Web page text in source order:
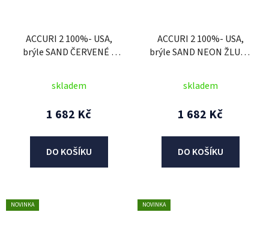
ACCURI 2 100%- USA,
brýle SAND ČERVENÉ -
skladem
1 682 Kč
DO KOŠÍKU
ACCURI 2 100%- USA,
brýle SAND NEON ŽLUTÉ
skladem
1 682 Kč
DO KOŠÍKU
NOVINKA NOVINKA